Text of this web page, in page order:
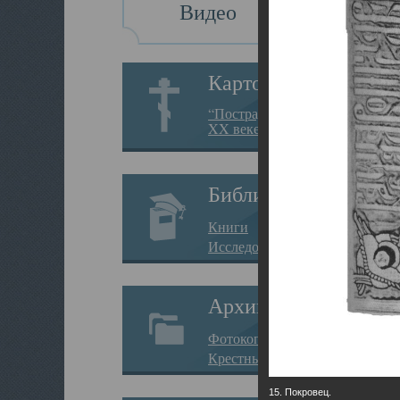
Видео
Картотека
“Пострадавшие за веру в
XX веке на Севере”
Библиотека
Книги
Исследования
Архив
Фотокопии дел
Крестные ходы
15. Покровец.